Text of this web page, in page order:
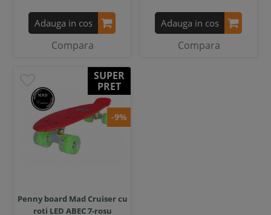
Adauga in cos
Compara
Adauga in cos
Compara
SUPER
PRET
-9%
Penny board Mad Cruiser cu
roti LED ABEC 7-rosu